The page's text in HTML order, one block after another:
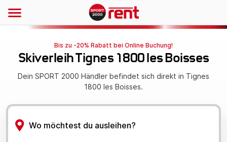
Bis zu -20% Rabatt bei Online Buchung!
Skiverleih Tignes 1800 les Boisses
Dein SPORT 2000 Händler befindet sich direkt in Tignes
1800 les Boisses.